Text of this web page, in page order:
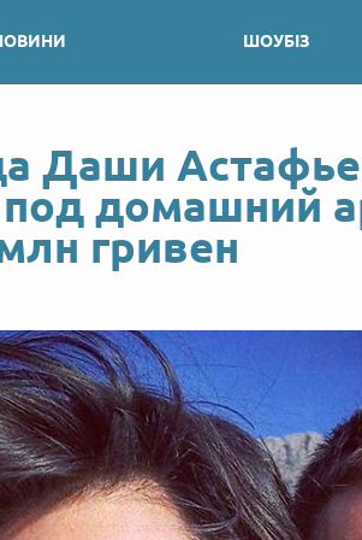
ШОУБІЗ
Даши
домашний
гривен